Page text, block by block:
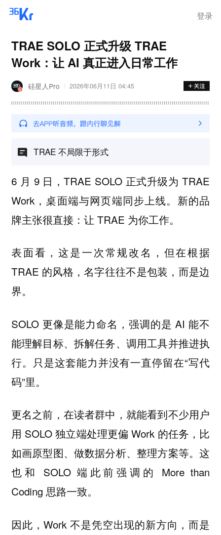
登录
TRAE SOLO 正式升级 TRAE
Work：让 AI 真正进入日常工作
硅星人Pro 2026年06月11日 04:45
TRAE 不局限于形式
6 月 9 日，TRAE SOLO 正式升级为 TRAE
Work，桌面端与网页端同步上线。新的品
牌主张很直接：让 TRAE 为你工作。
表面看，这是一次常规改名，但在根据
TRAE 的风格，名字往往不是包装，而是边
界。
SOLO 更像是能力命名，强调的是 AI 能不
能理解目标、拆解任务、调用工具并推进执
行。只是这套能力并没有一直停留在“写代
码”里。
更名之前，在读者群中，就能看到不少用户
用 SOLO 独立端处理更偏 Work 的任务，比
如画原型图、做数据分析、整理方案等。这
也和 SOLO 端此前强调的 More than
Coding 思路一致。
因此，Work 不是凭空出现的新方向，而是